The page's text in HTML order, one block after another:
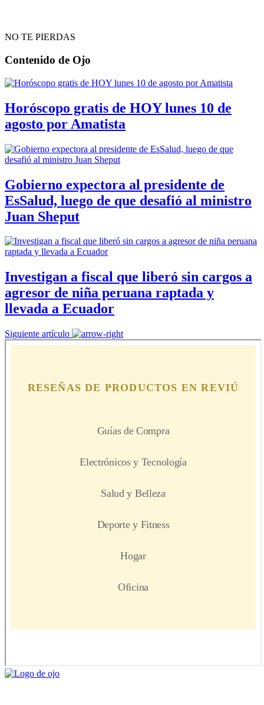
NO TE PIERDAS
Contenido de Ojo
Horóscopo gratis de HOY lunes 10 de
agosto por Amatista
Gobierno expectora al presidente de
EsSalud, luego de que desafió al ministro
Juan Sheput
Investigan a fiscal que liberó sin cargos a
agresor de niña peruana raptada y
llevada a Ecuador
Siguiente artículo